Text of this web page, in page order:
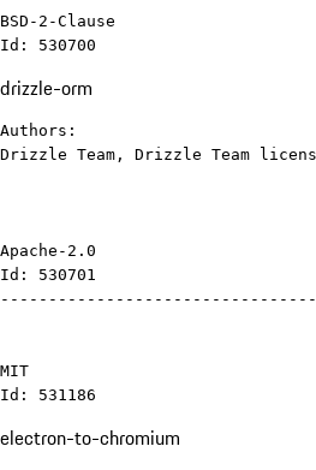
BSD-2-Clause
Id: 530700
drizzle-orm
Authors:
Drizzle Team, Drizzle Team
Apache-2.0
Id: 530701
MIT
Id: 531186
electron-to-chromium